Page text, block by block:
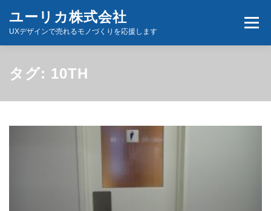
ユーリカ株式会社
UXデザインで売れるモノづくりを応援します
メニ
ホーム 商品とサービス
タグ: 10TH